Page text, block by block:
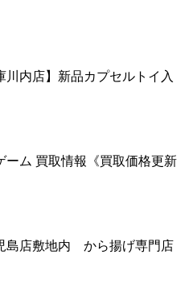
川内店】新品カプセルトイ入
ーム 買取情報《買取価格更新
島店敷地内 から揚げ専門店